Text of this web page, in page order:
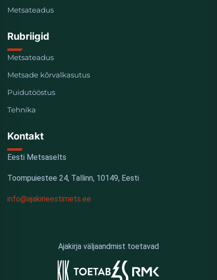
Metsateadus
Rubriigid
Metsateadus
Metsade kõrvalkasutus
Puidutööstus
Tehnika
Kontakt
Eesti Metsaselts
Toompuiestee 24, Tallinn, 10149, Eesti
info@ajakirieestimets.ee
Ajakirja väljaandmist toetavad